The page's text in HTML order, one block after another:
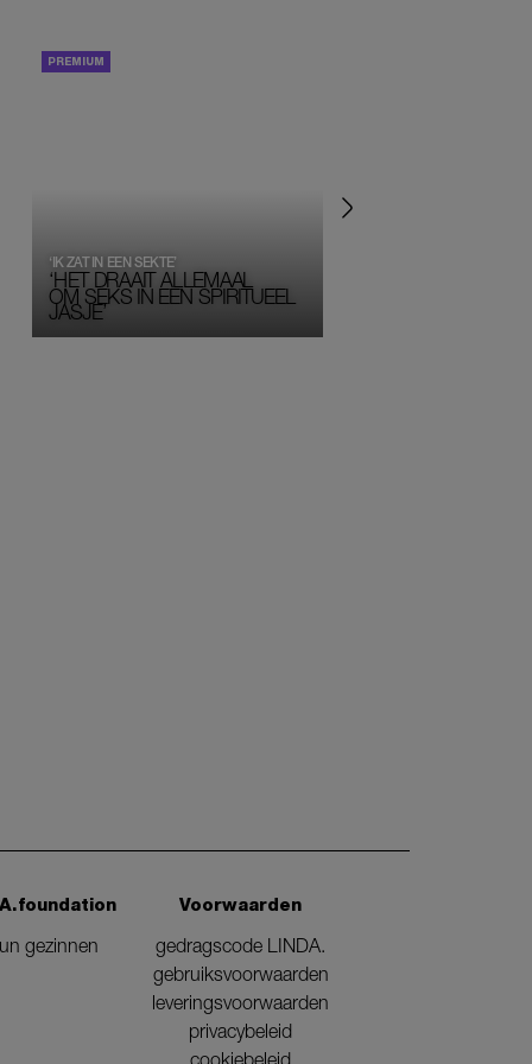
‘HET DRAAIT ALLEMAAL
OM SEKS IN EEN SPIRITUEEL
JASJE’
‘IK ZAT IN EEN SEKTE’
gezinnen
Voorwaarden
gedragscode LINDA.
gebruiksvoorwaarden
leveringsvoorwaarden
privacybeleid
cookiebeleid